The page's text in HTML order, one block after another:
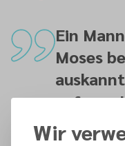
Ein
Moses
auf, um
Frage
Wir